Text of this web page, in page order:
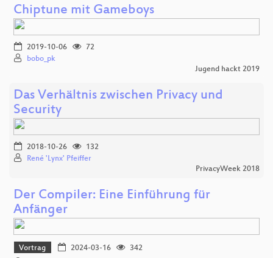
Chiptune mit Gameboys
2019-10-06
72
bobo_pk
Jugend hackt 2019
Das Verhältnis zwischen Privacy und
Security
2018-10-26
132
René 'Lynx' Pfeiffer
PrivacyWeek 2018
Der Compiler: Eine Einführung für
Anfänger
Vortrag 2024-03-16
342